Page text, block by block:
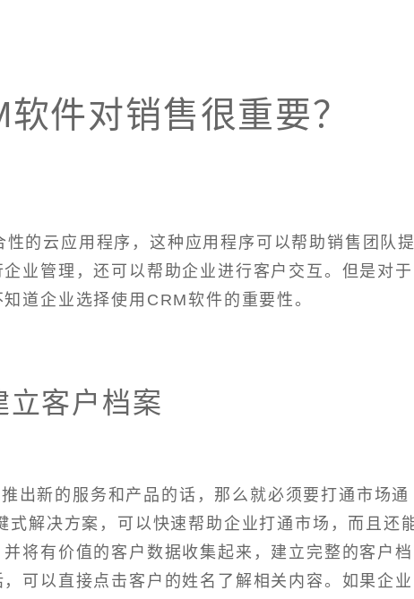
件对销售很重要？
的云应用程序，这种应用程序可以帮助销售团队
企业管理，还可以帮助企业进行客户交互。但是对于
道企业选择使用CRM软件的重要性。
立客户档案
出新的服务和产品的话，那么就必须要打通市场通
式解决方案，可以快速帮助企业打通市场，而且还
将有价值的客户数据收集起来，建立完整的客户档
可以直接点击客户的姓名了解相关内容。如果企业